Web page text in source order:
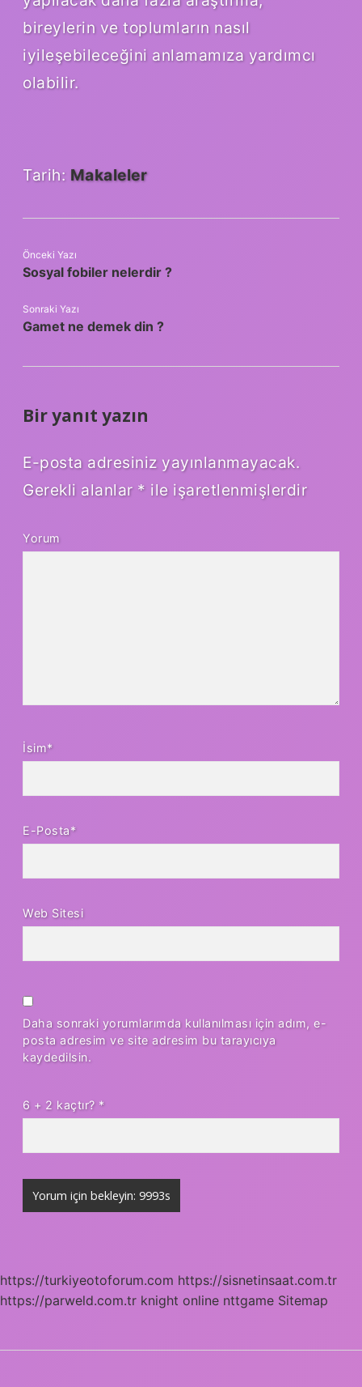
bireylerin ve toplumların nasıl
iyileşebileceğini anlamamıza yardımcı
olabilir.
Tarih: Makaleler
Önceki Yazı
Sosyal fobiler nelerdir ?
Sonraki Yazı
Gamet ne demek din ?
Bir yanıt yazın
E-posta adresiniz yayınlanmayacak.
Gerekli alanlar * ile işaretlenmişlerdir
Yorum
İsim*
E-Posta*
Web Sitesi
Daha sonraki yorumlarımda kullanılması için adım, e-
posta adresim ve site adresim bu tarayıcıya
kaydedilsin.
6 + 2 kaçtır? *
https://turkiyeotoforum.com https://sisnetinsaat.com.tr
https://parweld.com.tr knight online nttgame Sitemap